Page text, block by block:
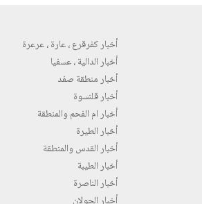
أخبار كفرقرع ، عارة ، عرعرة
أخبار الدالية ، عسفيا
أخبار منطقة صفد
أخبار قلنسوة
أخبار ام الفحم والمنطقة
أخبار الطيرة
أخبار القدس والمنطقة
أخبار الطيبة
أخبار الناصرة